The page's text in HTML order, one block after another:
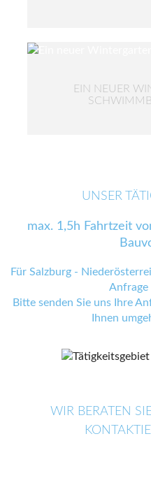
EIN NEUER
UNSER
max. 1,5h Fahrtzeit
Für Salzburg -
Anfrage
Bitte senden Sie uns Ihre
Ihnen
WIR BERATEN